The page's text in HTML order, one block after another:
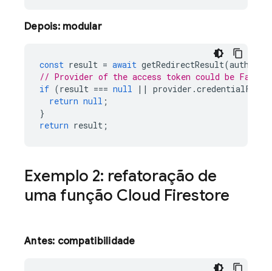
Depois: modular
const result = await getRedirectResult(auth
// Provider of the access token could be
if (result === null || provider .
return null ;
}
return result ;
Exemplo 2: refatoração de
uma função Cloud Firestore
Antes: compatibilidade